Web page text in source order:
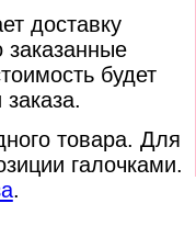
доставку
будет
товара. Для
галочками.
.